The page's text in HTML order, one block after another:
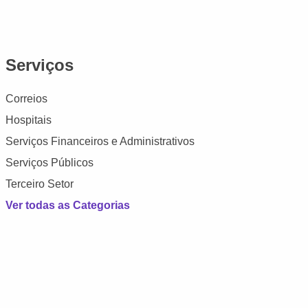
Serviços
Correios
Hospitais
Serviços Financeiros e Administrativos
Serviços Públicos
Terceiro Setor
Ver todas as Categorias